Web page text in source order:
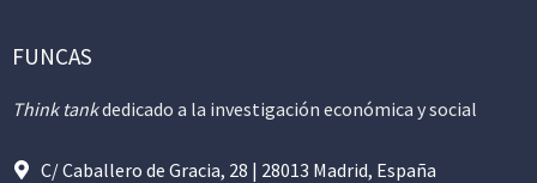
FUNCAS
Think tankdedicado a la investigación económica y social
C/ Caballero de Gracia, 28 | 28013 Madrid, España